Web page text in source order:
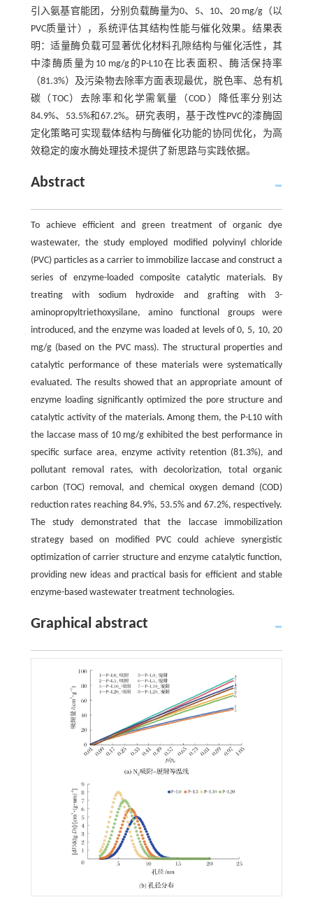
引入氨基官能团，分别负载酶量为0、5、10、20 mg/g（以
PVC质量计），系统评估其结构性能与催化效果。结果表
明：适量酶负载可显著优化材料孔隙结构与催化活性，其
中漆酶质量为10 mg/g的P-L10在比表面积、酶活保持率
（81.3%）及污染物去除率方面表现最优，脱色率、总有机
碳（TOC）去除率和化学需氧量（COD）降低率分别达
84.9%、53.5%和67.2%。研究表明，基于改性PVC的漆酶固
定化策略可实现载体结构与酶催化功能的协同优化，为高
效稳定的废水酶处理技术提供了新思路与实践依据。
Abstract
To achieve efficient and green treatment of organic dye
wastewater, the study employed modified polyvinyl chloride
(PVC) particles as a carrier to immobilize laccase and construct a
series of enzyme-loaded composite catalytic materials. By
treating with sodium hydroxide and grafting with 3-
aminopropyltriethoxysilane, amino functional groups were
introduced, and the enzyme was loaded at levels of 0, 5, 10, 20
mg/g (based on the PVC mass). The structural properties and
catalytic performance of these materials were systematically
evaluated. The results showed that an appropriate amount of
enzyme loading significantly optimized the pore structure and
catalytic activity of the materials. Among them, the P-L10 with
the laccase mass of 10 mg/g exhibited the best performance in
specific surface area, enzyme activity retention (81.3%), and
pollutant removal rates, with decolorization, total organic
carbon (TOC) removal, and chemical oxygen demand (COD)
reduction rates reaching 84.9%, 53.5% and 67.2%, respectively.
The study demonstrated that the laccase immobilization
strategy based on modified PVC could achieve synergistic
optimization of carrier structure and enzyme catalytic function,
providing new ideas and practical basis for efficient and stable
enzyme-based wastewater treatment technologies.
Graphical abstract